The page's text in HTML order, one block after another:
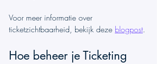
Voor meer informatie over
ticketzichtbaarheid, bekijk deze blogpost.
Hoe beheer je Ticketing